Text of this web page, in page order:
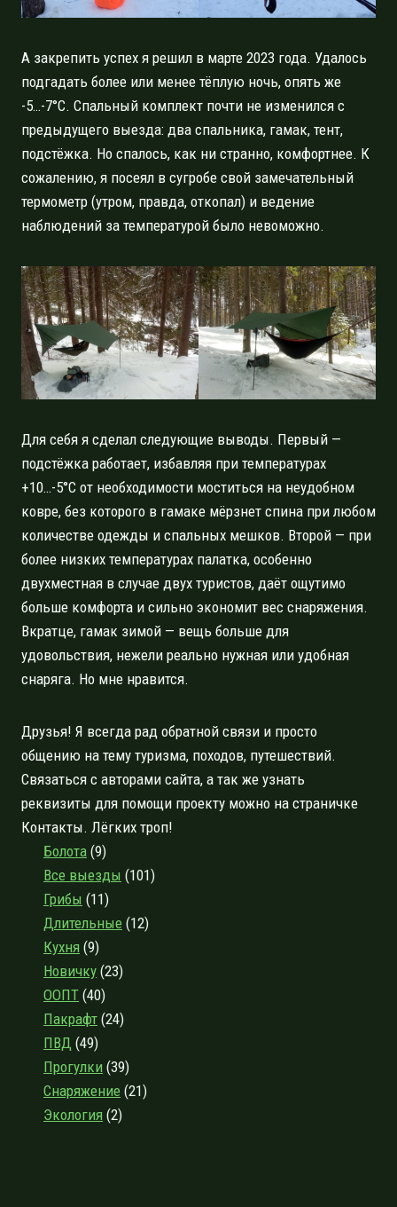
А закрепить успех я решил в марте 2023 года. Удалось
подгадать более или менее тёплую ночь, опять же
-5…-7°C. Спальный комплект почти не изменился с
предыдущего выезда: два спальника, гамак, тент,
подстёжка. Но спалось, как ни странно, комфортнее. К
сожалению, я посеял в сугробе свой замечательный
термометр (утром, правда, откопал) и ведение
наблюдений за температурой было невоможно.
Для себя я сделал следующие выводы. Первый —
подстёжка работает, избавляя при температурах
+10…-5°C от необходимости моститься на неудобном
ковре, без которого в гамаке мёрзнет спина при любом
количестве одежды и спальных мешков. Второй — при
более низких температурах палатка, особенно
двухместная в случае двух туристов, даёт ощутимо
больше комфорта и сильно экономит вес снаряжения.
Вкратце, гамак зимой — вещь больше для
удовольствия, нежели реально нужная или удобная
снаряга. Но мне нравится.
Друзья! Я всегда рад обратной связи и просто
общению на тему туризма, походов, путешествий.
Связаться с авторами сайта, а так же узнать
реквизиты для помощи проекту можно на страничке
Контакты. Лёгких троп!
Болота (9)
Все выезды (101)
Грибы (11)
Длительные (12)
Кухня (9)
Новичку (23)
ООПТ (40)
Пакрафт (24)
ПВД (49)
Прогулки (39)
Снаряжение (21)
Экология (2)